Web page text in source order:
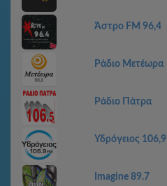
Άστρο FM 96,4
Ράδιο Μετέωρα
Ράδιο Πάτρα
Υδρόγειος 106,9
Imagine 89.7